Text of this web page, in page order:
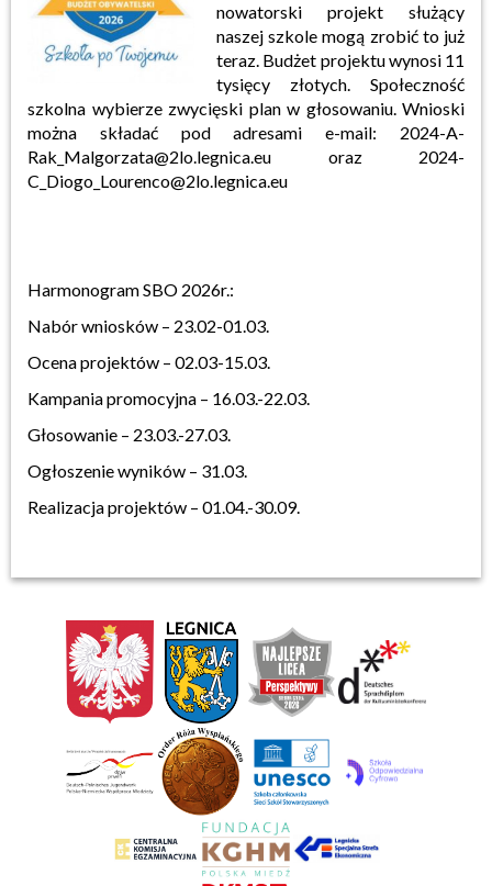
nowatorski projekt służący
naszej szkole mogą zrobić to już
teraz. Budżet projektu wynosi 11
tysięcy złotych. Społeczność
szkolna wybierze zwycięski plan w głosowaniu. Wnioski
można składać pod adresami e-mail: 2024-A-
Rak_Malgorzata@2lo.legnica.eu oraz 2024-
C_Diogo_Lourenco@2lo.legnica.eu
Harmonogram SBO 2026r.:
Nabór wniosków – 23.02-01.03.
Ocena projektów – 02.03-15.03.
Kampania promocyjna – 16.03.-22.03.
Głosowanie – 23.03.-27.03.
Ogłoszenie wyników – 31.03.
Realizacja projektów – 01.04.-30.09.